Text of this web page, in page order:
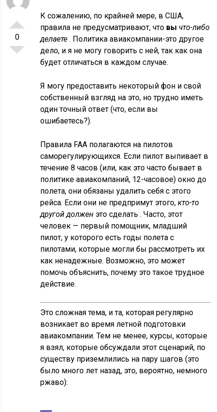
0
К сожалению, по крайней мере, в США,
правила не предусматривают, что вы что-либо
делаете. Политика авиакомпании-это другое
дело, и я не могу говорить с ней, так как она
будет отличаться в каждом случае.
Я могу предоставить некоторый фон и свой
собственный взгляд на это, но трудно иметь
один точный ответ (что, если вы
ошибаетесь?).
Правила FAA полагаются на пилотов
саморегулирующихся. Если пилот выпивает в
течение 8 часов (или, как это часто бывает в
политике авиакомпаний, 12-часовое) окно до
полета, они обязаны удалить себя с этого
рейса. Если они не предпримут этого,кто-то
другой должен это сделать . Часто, этот
человек — первый помощник, младший
пилот, у которого есть годы полета с
пилотами, которые могли бы рассмотреть их
как ненадежные. Возможно, это может
помочь объяснить, почему это такое трудное
действие.
Это сложная тема, и та, которая регулярно
возникает во время летной подготовки
авиакомпании. Тем не менее, курсы, которые
я взял, которые обсуждали этот сценарий, по
существу приземлились на пару шагов (это
было много лет назад, это, вероятно, немного
ржаво):